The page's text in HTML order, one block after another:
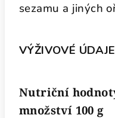
sezamu a jiných
VÝŽIVOVÉ
Nutriční
množství 100 g